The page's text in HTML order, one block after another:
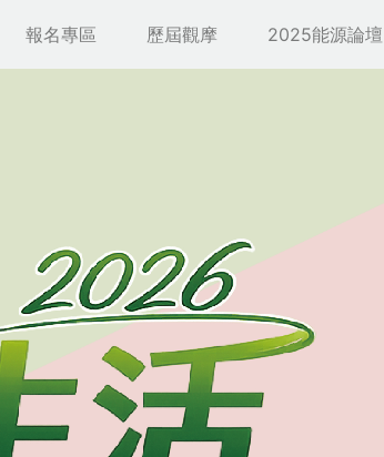
報名專區 歷屆觀摩 2025能源論壇